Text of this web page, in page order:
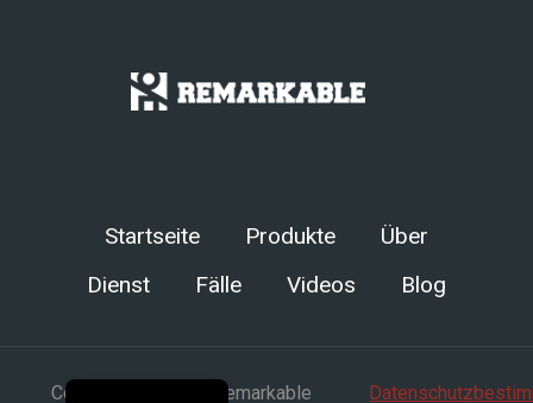
Startseite Produkte
Über
Dienst
Fälle Videos Blog
Copyright © Henan Remarkable
French
Arabic